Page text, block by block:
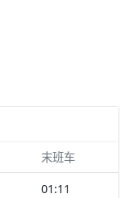
末班车
01:11